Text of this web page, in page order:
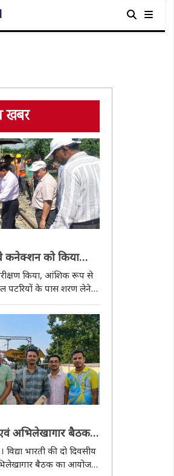
खबर
कनेक्शन को किया
किया, आंशिक रूप से
सुनिश्चित करने के लिए
अभिलेखागार बैठक
क्षेत्र के
भारती की दो दिवसीय
बैठक का आयोजन